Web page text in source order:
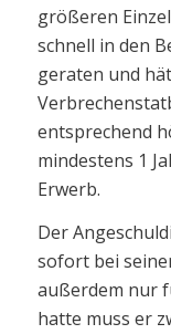
größeren
schnell in den
geraten und
entsprechend
mindestens 1
Erwerb.
Der
sofort bei
außerdem nur
hatte muss er